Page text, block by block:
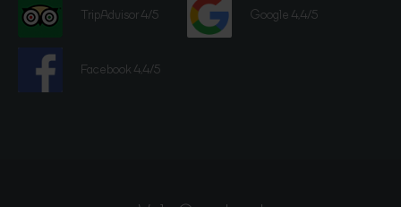
TripAdvisor 4/5 Google 4,4/5
Facebook 4,4/5